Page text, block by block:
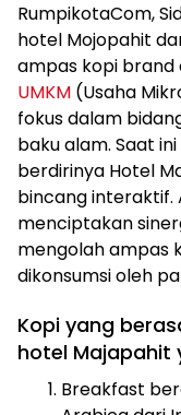
RumpikotaCom,
hotel Mojopahit
ampas kopi brand
UMKM (Usaha
fokus dalam
baku alam. Saat
berdirinya Hotel
bincang interaktif.
menciptakan
mengolah ampas
dikonsumsi oleh
Kopi yang
hotel Majapahit
Breakfast